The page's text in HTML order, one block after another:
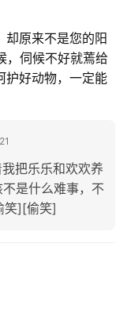
却原来不是您的阳
，伺候不好就蔫给
护好动物，一定能
把乐乐和欢欢养
是什么难事，不
笑][偷笑]